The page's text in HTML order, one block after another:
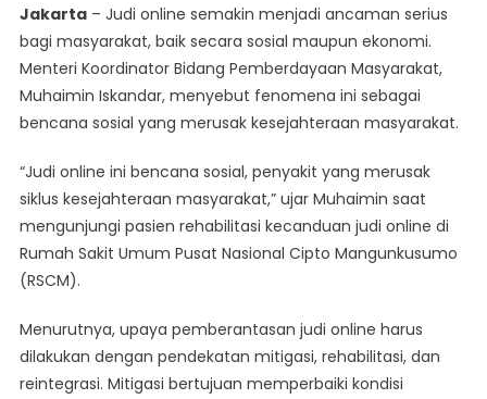
Judi
Online
Hanya
Menguntungkan
Bandar,
Pemain!
Jakarta– Judi online semakin menjadi ancaman serius
bagi masyarakat, baik secara sosial maupun ekonomi.
Menteri Koordinator Bidang Pemberdayaan Masyarakat,
Muhaimin Iskandar, menyebut fenomena ini sebagai
bencana sosial yang merusak kesejahteraan masyarakat.
“Judi online ini bencana sosial, penyakit yang merusak
siklus kesejahteraan masyarakat,” ujar Muhaimin saat
mengunjungi pasien rehabilitasi kecanduan judi online di
Rumah Sakit Umum Pusat Nasional Cipto Mangunkusumo
(RSCM).
Menurutnya, upaya pemberantasan judi online harus
dilakukan dengan pendekatan mitigasi, rehabilitasi, dan
reintegrasi. Mitigasi bertujuan memperbaiki kondisi